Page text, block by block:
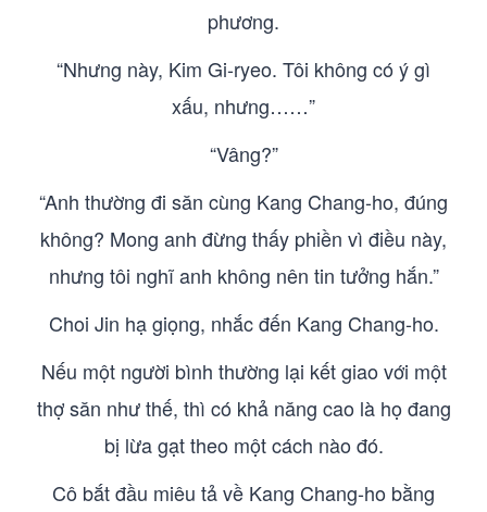
phương.
“Nhưng này, Kim Gi-ryeo. Tôi không có ý gì
xấu, nhưng……”
“Vâng?”
“Anh thường đi săn cùng Kang Chang-ho, đúng
không? Mong anh đừng thấy phiền vì điều này,
nhưng tôi nghĩ anh không nên tin tưởng hắn.”
Choi Jin hạ giọng, nhắc đến Kang Chang-ho.
Nếu một người bình thường lại kết giao với một
thợ săn như thế, thì có khả năng cao là họ đang
bị lừa gạt theo một cách nào đó.
Cô bắt đầu miêu tả về Kang Chang-ho bằng